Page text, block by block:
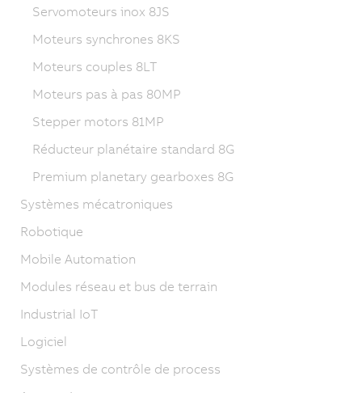
Servomoteurs inox 8JS
Moteurs synchrones 8KS
Moteurs couples 8LT
Moteurs pas à pas 80MP
Stepper motors 81MP
Réducteur planétaire standard 8G
Premium planetary gearboxes 8G
Systèmes mécatroniques
Robotique
Mobile Automation
Modules réseau et bus de terrain
Industrial IoT
Logiciel
Systèmes de contrôle de process